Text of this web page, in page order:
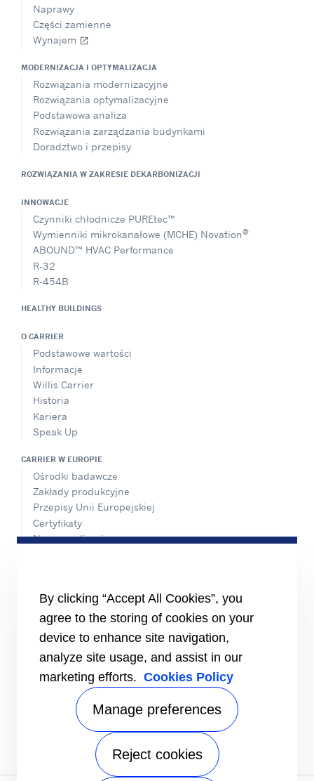
Naprawy
Części zamienne
Wynajem open_in_new
MODERNIZACJA I OPTYMALIZACJA
Rozwiązania modernizacyjne
Rozwiązania optymalizacyjne
Podstawowa analiza
Rozwiązania zarządzania budynkami
Doradztwo i przepisy
ROZWIĄZANIA W ZAKRESIE DEKARBONIZACJI
INNOWACJE
Czynniki chłodnicze PUREtec™
Wymienniki mikrokanałowe (MCHE) Novation®
ABOUND™ HVAC Performance
R-32
R-454B
HEALTHY BUILDINGS
O CARRIER
Podstawowe wartości
Informacje
Willis Carrier
Historia
Kariera
Speak Up
CARRIER W EUROPIE
Ośrodki badawcze
Zakłady produkcyjne
Przepisy Unii Europejskiej
Certyfikaty
Nasze realizacje
MATERIAŁY ŹRÓDŁOWE
Broszury
Filmy
Dostawcy
Inwestorzy
By clicking “Accept All Cookies”, you
agree to the storing of cookies on your
device to enhance site navigation,
analyze site usage, and assist in our
marketing efforts. Cookies Policy
Manage preferences
Reject cookies